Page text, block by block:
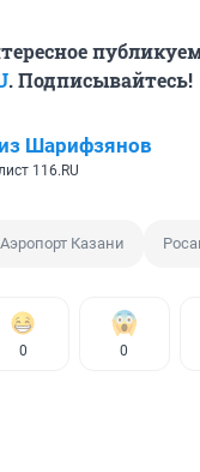
. Подписывайтесь!
Шарифзянов
116.RU
Аэропорт Казани
0 0